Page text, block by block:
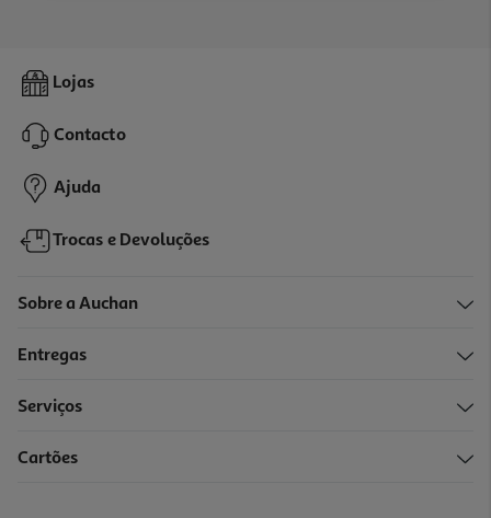
Lojas
Contacto
Ajuda
Trocas e Devoluções
Sobre a Auchan
Entregas
Serviços
Cartões